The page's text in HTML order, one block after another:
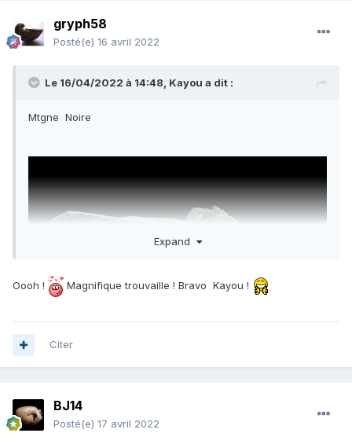
gryph58
Posté(e) 16 avril 2022
Le 16/04/2022 à 14:48, Kayou a dit :
Mtgne Noire
Expand
Oooh ! Magnifique trouvaille ! Bravo Kayou !
Citer
BJ14
Posté(e) 17 avril 2022